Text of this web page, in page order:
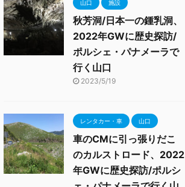
山口 施設
秋芳洞/日本一の鍾乳洞、
2022年GWに歴史探訪/
ポルシェ・パナメーラで
行く山口
2023/5/19
レンタカー・車 山口
車のCMに引っ張りだこ
のカルストロード、2022
年GWに歴史探訪/ポルシ